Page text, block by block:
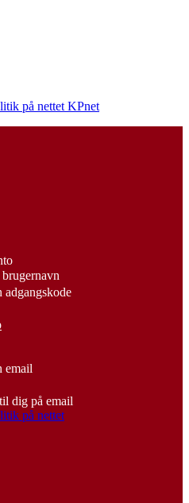
KPnet
adgangskode
email
dig på email